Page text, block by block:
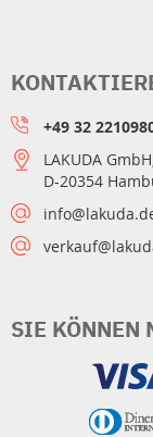
SIE KÖNNEN
+49 32
LAKUDA
D-20354